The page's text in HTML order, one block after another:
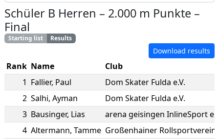
Schüler B Herren – 2.000 m Punkte –
Final
Starting list Results
Download results
Rank Name
Club
1 Fallier, Paul
Dom Skater Fulda e.V.
2 Salhi, Ayman
Dom Skater Fulda e.V.
3 Bausinger, Lias
arena geisingen InlineSport
4 Altermann, Tamme Großenhainer